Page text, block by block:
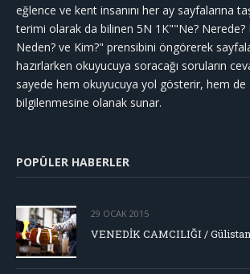
eğlence ve kent insanını her ay sayfalarına
terimi olarak da bilinen 5N 1K""Ne? Nerede?
Neden? ve Kim?" prensibini öngörerek
hazırlarken okuyucuya soracağı soruların
sayede hem okuyucuya yol gösterir, hem de
bilgilenmesine olanak sunar.
POPÜLER HABERLER
29 OCAK 2015
VENEDİK CAMCILIĞI /